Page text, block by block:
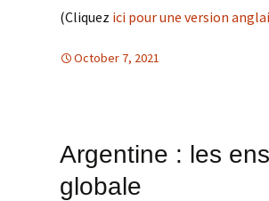
(Cliquez ici pour une version
October 7, 2021
Argentine : les
globale